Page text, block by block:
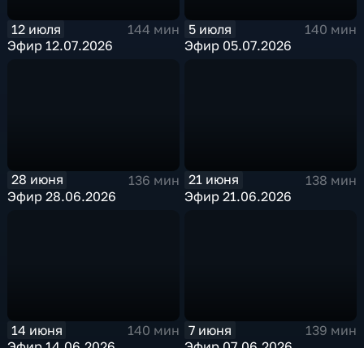
12 июля
144 мин
Эфир 12.07.2026
5 июля
140 мин
Эфир 05.07.2026
28 июня
136 мин
Эфир 28.06.2026
21 июня
138 мин
Эфир 21.06.2026
14 июня
140 мин
7 июня
139 мин